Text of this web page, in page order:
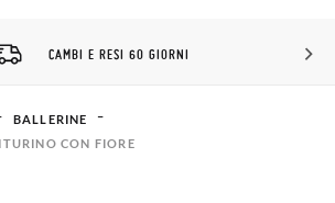
CAMBI E RESI 60 GIORNI
BALLERINE
CON FIORE